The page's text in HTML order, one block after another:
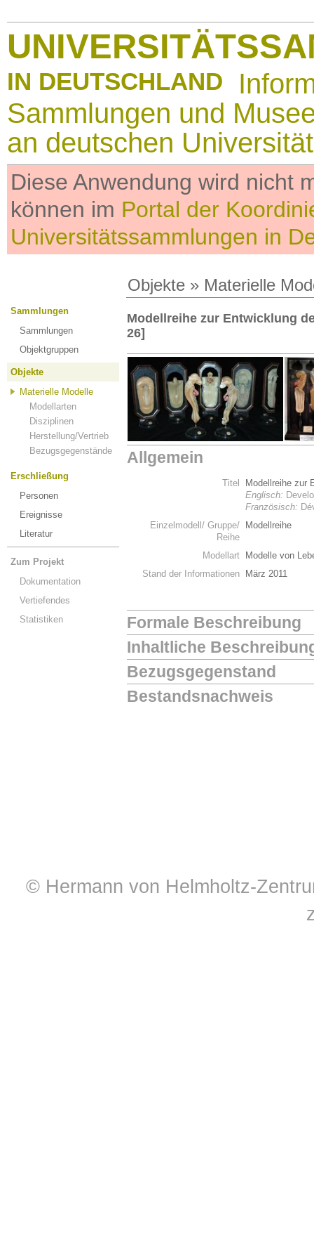
IN DEUTSCHLAND
Sammlungen und
an deutschen
Diese Anwendung wird nicht
können im Portal der
Universitätssammlungen in
Objekte » Materielle
Sammlungen
Sammlungen
Objektgruppen
Objekte
Materielle Modelle
Modellarten
Disziplinen
Herstellung/Vertrieb
Bezugsgegenstände
Erschließung
Personen
Ereignisse
Literatur
Zum Projekt
Dokumentation
Vertiefendes
Statistiken
Modellreihe zur Entwicklung
26]
Allgemein
Titel
Modellreihe zur
Englisch:
Französisch:
Einzelmodell/ Gruppe/
Reihe
Modellreihe
Modellart
Modelle von
Stand der Informationen
März 2011
Formale Beschreibung
Inhaltliche
Bezugsgegenstand
Bestandsnachweis
© Hermann von Helmholtz-